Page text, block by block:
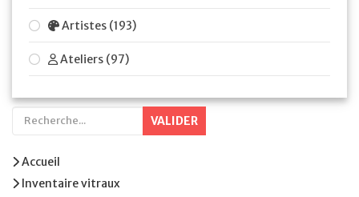
Artistes (193)
Ateliers (97)
VALIDER
Accueil
Inventaire vitraux